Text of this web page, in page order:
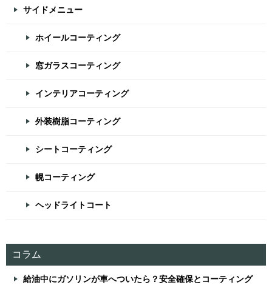
サイドメニュー
ホイールコーティング
窓ガラスコーティング
インテリアコーティング
外装樹脂コーティング
シートコーティング
幌コーティング
ヘッドライトコート
コラム
給油中にガソリンが車へついたら？安全確保とコーティング